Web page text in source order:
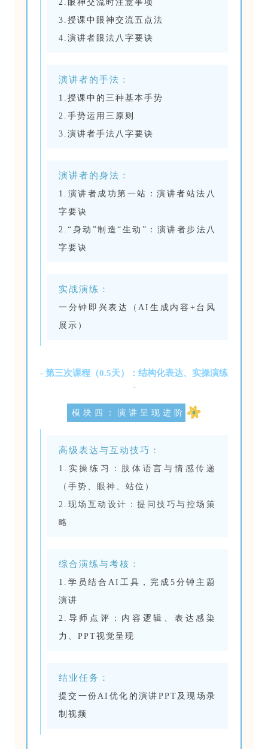
2.眼神交流时注意事项
3.授课中眼神交流五点法
4.演讲者眼法八字要诀
演讲者的手法：
1.授课中的三种基本手势
2.手势运用三原则
3.演讲者手法八字要诀
演讲者的身法：
1.演讲者成功第一站：演讲者站法八
字要诀
2.“身动”制造“生动”：演讲者步法八
字要诀
实战演练：
一分钟即兴表达（AI生成内容+台风
展示）
- 第三次课程（0.5天）：结构化表达、实操演练
-
模块四：演讲呈现进阶
高级表达与互动技巧：
1.实操练习：肢体语言与情感传递
（手势、眼神、站位）
2.现场互动设计：提问技巧与控场策
略
综合演练与考核：
1.学员结合AI工具，完成5分钟主题
演讲
2.导师点评：内容逻辑、表达感染
力、PPT视觉呈现
结业任务：
提交一份AI优化的演讲PPT及现场录
制视频